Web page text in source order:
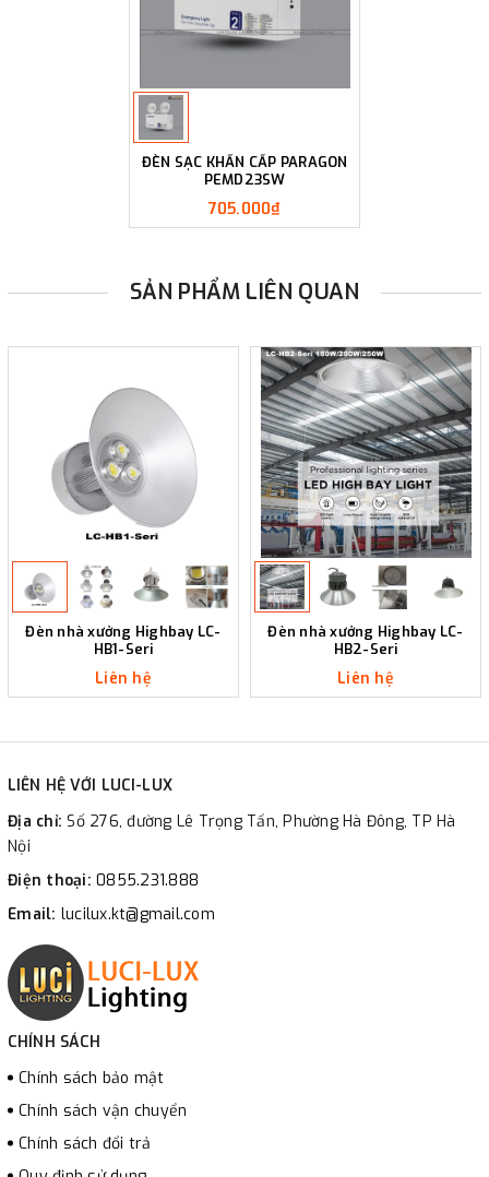
ĐÈN SẠC KHẨN CẤP PARAGON
PEMD23SW
705.000₫
SẢN PHẨM LIÊN QUAN
Đèn nhà xưởng Highbay LC-
HB1-Seri
Liên hệ
Đèn nhà xưởng Highbay LC-
HB2-Seri
Liên hệ
LIÊN HỆ VỚI LUCI-LUX
Địa chỉ:Số 276, đường Lê Trọng Tấn, Phường Hà Đông, TP Hà
Nội
Điện thoại: 0855.231.888
Email: lucilux.kt@gmail.com
CHÍNH SÁCH
Chính sách bảo mật
Chính sách vận chuyển
Chính sách đổi trả